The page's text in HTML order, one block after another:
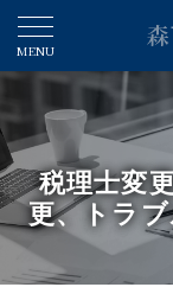
税理士変
更、トラ